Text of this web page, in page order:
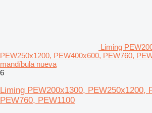
Liming
PEW250x1200, PEW400x600, PEW760,
mandíbula nueva
6
Liming PEW200x1300, PEW250x1200,
PEW760, PEW1100